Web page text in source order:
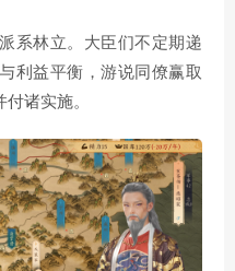
系林立。大臣们不定期递
利益平衡，游说同僚赢取
诸实施。